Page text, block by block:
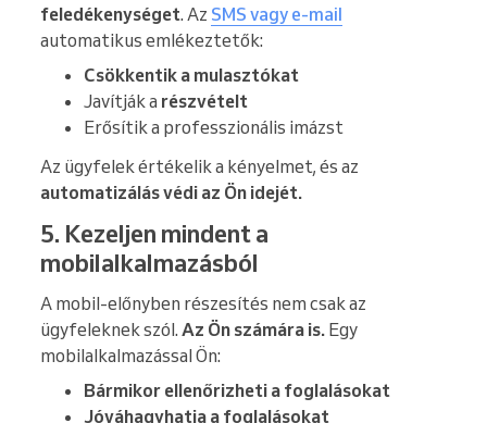
feledékenységet. Az SMS vagy e-mail
automatikus emlékeztetők:
Csökkentik a mulasztókat
Javítják a részvételt
Erősítik a professzionális imázst
Az ügyfelek értékelik a kényelmet, és az
automatizálás védi az Ön idejét.
5. Kezeljen mindent a
mobilalkalmazásból
A mobil-előnyben részesítés nem csak az
ügyfeleknek szól. Az Ön számára is. Egy
mobilalkalmazással Ön:
Bármikor ellenőrizheti a foglalásokat
Jóváhagyhatja a foglalásokat